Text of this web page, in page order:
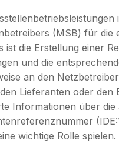
(MSB) für die
ist die Erstellung einer
und die
an den
Lieferanten oder den
Informationen über
wichtige Rolle